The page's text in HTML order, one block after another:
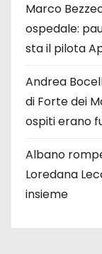
Marco
ospedale:
sta il pilota
Andrea
di Forte dei
ospiti erano
Albano
Loredana
insieme